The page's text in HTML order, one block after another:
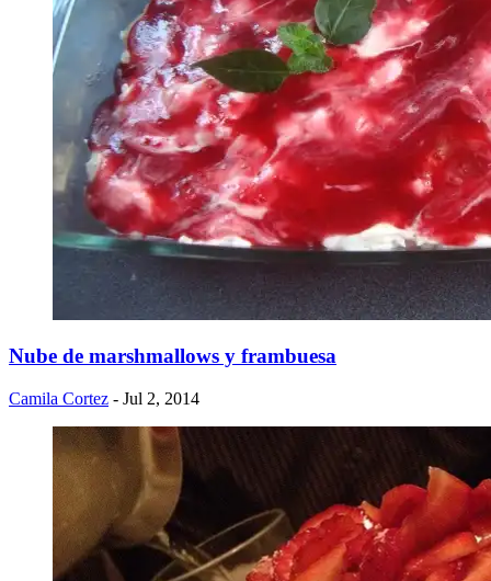
Nube de marshmallows y frambuesa
Camila Cortez - Jul 2, 2014